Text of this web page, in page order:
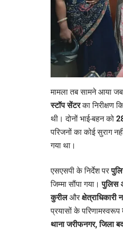
मामला तब सामने आया जब
स्टॉप सेंटरका निरीक्षण
थी। दोनों भाई-बहन को
परिजनों का कोई सुराग
गया था।
एसएसपी के निर्देश पर
जिम्मा सौंपा गया।पुलिस
कुरीलऔर क्षेत्राधिकारी
प्रयासों के परिणामस्वरूप
थाना जरीफनगर, जिला